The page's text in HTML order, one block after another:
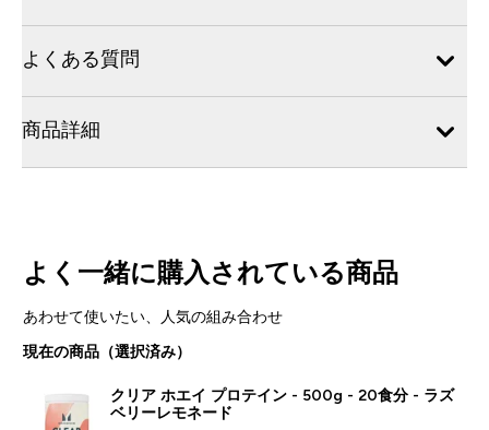
よくある質問
商品詳細
よく一緒に購入されている商品
あわせて使いたい、人気の組み合わせ
現在の商品（選択済み）
クリア ホエイ プロテイン - 500g - 20食分 - ラズ
ベリーレモネード